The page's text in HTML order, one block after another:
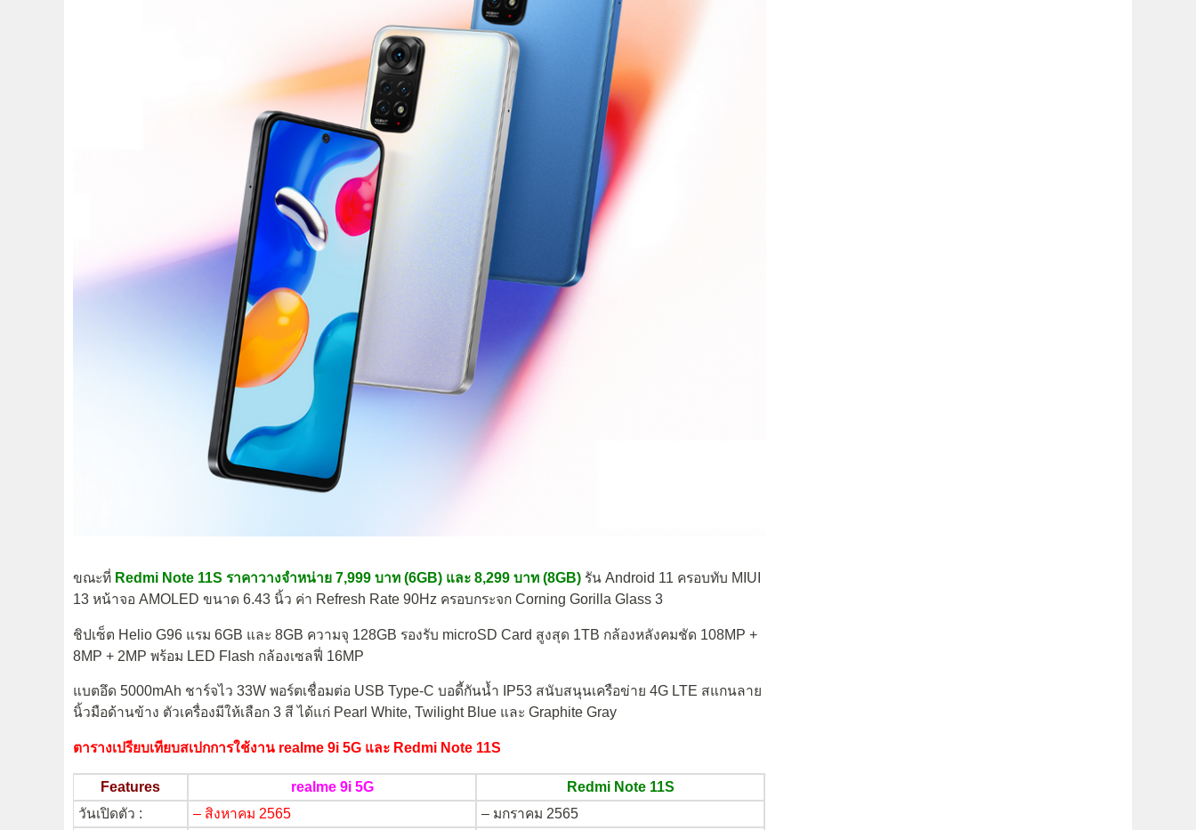
ขณะที่ Redmi Note 11S ราคาวางจำหน่าย 7,999 บาท (6GB) และ 8,299 บาท (8GB) รัน Android 11 ครอบทับ MIUI
13 หน้าจอ AMOLED ขนาด 6.43 นิ้ว ค่า Refresh Rate 90Hz ครอบกระจก Corning Gorilla Glass 3
ชิปเซ็ต Helio G96 แรม 6GB และ 8GB ความจุ 128GB รองรับ microSD Card สูงสุด 1TB กล้องหลังคมชัด 108MP +
8MP + 2MP พร้อม LED Flash กล้องเซลฟี่ 16MP
แบตอึด 5000mAh ชาร์จไว 33W พอร์ตเชื่อมต่อ USB Type-C บอดี้กันน้ำ IP53 สนับสนุนเครือข่าย 4G LTE สแกนลาย
นิ้วมือด้านข้าง ตัวเครื่องมีให้เลือก 3 สี ได้แก่ Pearl White, Twilight Blue และ Graphite Gray
ตารางเปรียบเทียบสเปกการใช้งาน realme 9i 5G และ Redmi Note 11S
Features realme 9i 5G
Redmi Note 11S
วันเปิดตัว :
– สิงหาคม 2565 – มกราคม 2565